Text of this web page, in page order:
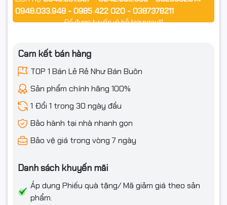
0948.033.948 - 0985 422 020 - 0387378211
Để được tư vấn và hỗ trợ ngay!!!
Cam kết bán hàng
TOP 1 Bán Lẻ Rẻ Như Bán Buôn
Sản phẩm chính hãng 100%
1 Đổi 1 trong 30 ngày đầu
Bảo hành tại nhà nhanh gọn
Bảo vệ giá trong vòng 7 ngày
Danh sách khuyến mãi
Áp dụng Phiếu quà tặng/ Mã giảm giá theo sản
phẩm.
Model: RAPOO N110 Silent Black _12953
Kiểu chuột: Có dây, Silent Click
Độ phân giải: 1600 DPI
Kết nối: USB 2.0